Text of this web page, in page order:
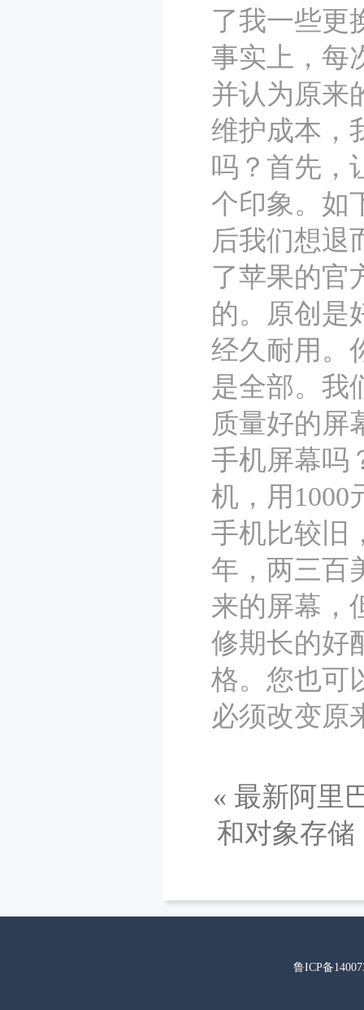
了我一些更
事实上，每
并认为原来
维护成本，
吗？首先，
个印象。如
后我们想退
了苹果的官
的。原创是
经久耐用。
是全部。我
质量好的屏
手机屏幕吗
机，用1000
手机比较旧
年，两三百
来的屏幕，
修期长的好
格。您也可
必须改变原
« 最新阿里
和对象存储
鲁ICP备